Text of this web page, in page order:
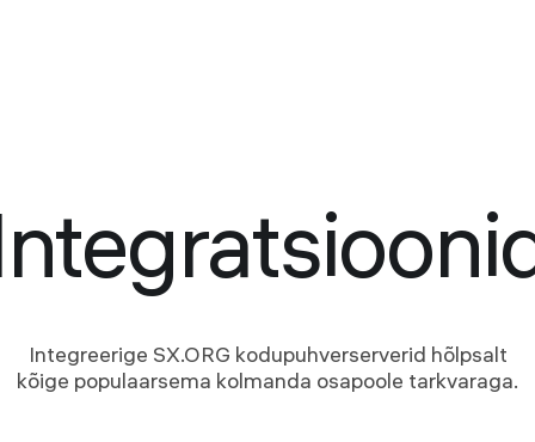
Integreerige SX.ORG kodupuhverserverid hõlpsalt
kõige populaarsema kolmanda osapoole tarkvaraga.